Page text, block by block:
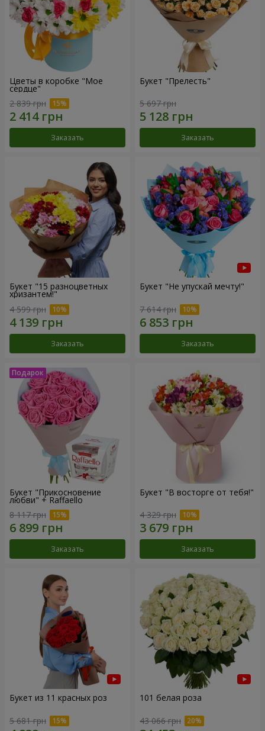
Цветы в коробке "Мое
сердце"
2 839 грн
Заказать
Букет "Прелесть"
5 697 грн
Заказать
Букет "15 разноцветных
хризантем!"
4 599 грн
Заказать
Букет "Не упускай мечту!"
7 614 грн
Заказать
Букет "Прикосновение
любви" + Raffaello
8 117 грн
Заказать
Букет "В восторге от тебя!"
4 329 грн
Заказать
Букет из 11 красных роз
5 681 грн
101 белая роза
43 066 грн